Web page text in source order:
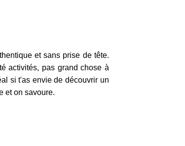
et sans prise de tête.
activités, pas grand chose à
si t'as envie de découvrir un
et on savoure.